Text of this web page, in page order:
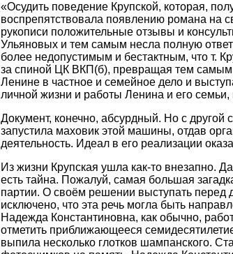
«Осудить поведение Крупской, которая,
воспрепятствовала появлению романа на
рукописи положительные отзывы и
Ульяновых и тем самым несла полную
более недопустимым и бестактным, что т.
за спиной ЦК ВКП(б), превращая тем самым
Ленине в частное и семейное дело и
личной жизни и работы Ленина и его
Документ, конечно, абсурдный. Но с
запустила маховик этой машины, отдав
деятельность. Идеал в его реализации
Из жизни Крупская ушла как-то внезапно.
есть тайна. Пожалуй, самая большая
партии. О своём решении выступать перед
исключено, что эта речь могла быть
Надежда Константиновна, как обычно,
отметить приближающееся
выпила несколько глотков шампанского.